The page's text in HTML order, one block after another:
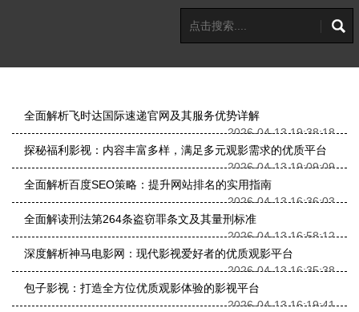
全面解析飞时达国际速递官网及其服务优势详解
2026-04-13 19:38:18
探秘福利影视：内容丰富多样，满足多元观影需求的优质平台
2026-04-13 19:09:09
全面解析百度SEO策略：提升网站排名的实用指南
2026-04-13 16:36:03
全面解读刑法第264条盗窃罪条文及其量刑标准
2026-04-13 16:58:12
深度解析神马电影网：现代影视爱好者的优质观影平台
2026-04-13 16:35:38
包子影视：打造全方位优质观影体验的影视平台
2026-04-13 16:19:41